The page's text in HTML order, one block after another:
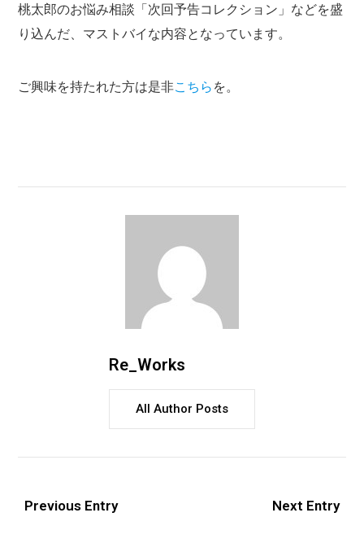
桃太郎のお悩み相談「次回予告コレクション」などを盛
り込んだ、マストバイな内容となっています。
ご興味を持たれた方は是非こちら を。
Re_Works
All Author Posts
Previous Entry Next Entry